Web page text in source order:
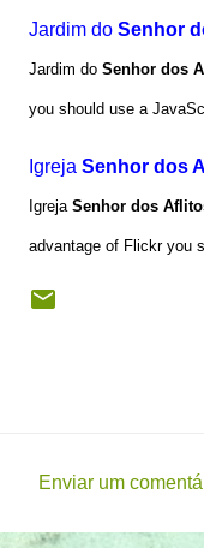
Jardim do Senhor
Jardim do Senhor dos
you should use a
Igreja Senhor dos
Igreja Senhor dos
advantage of Flickr you
Enviar um